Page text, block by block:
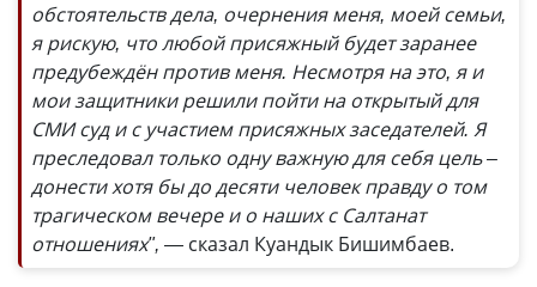
обстоятельств дела, очернения меня, моей семьи,
я рискую, что любой присяжный будет заранее
предубеждён против меня. Несмотря на это, я и
мои защитники решили пойти на открытый для
СМИ суд и с участием присяжных заседателей. Я
преследовал только одну важную для себя цель –
донести хотя бы до десяти человек правду о том
трагическом вечере и о наших с Салтанат
отношениях", — сказал Куандык Бишимбаев.